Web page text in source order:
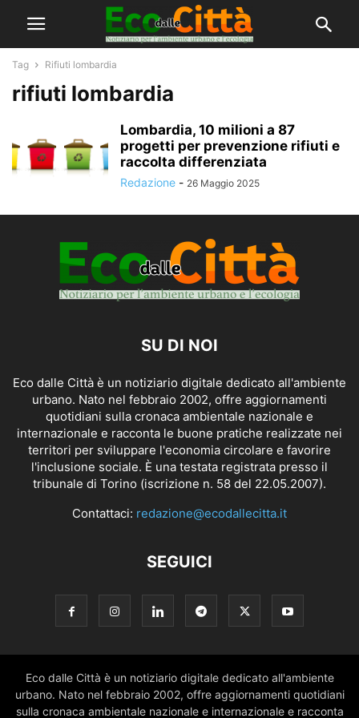
Tag Rifiuti lombardia
rifiuti lombardia
Lombardia, 10 milioni a 87
progetti per prevenzione rifiuti e
raccolta differenziata
Redazione - 26 Maggio 2025
SU DI NOI
Eco dalle Città è un notiziario digitale dedicato all'ambiente
urbano. Nato nel febbraio 2002, offre aggiornamenti
quotidiani sulla cronaca ambientale nazionale e
internazionale e racconta le buone pratiche realizzate nei
territori per sviluppare l'economia circolare e favorire
l'inclusione sociale. È una testata registrata presso il
tribunale di Torino (iscrizione n. 58 del 22.05.2007).
Contattaci: redazione@ecodallecitta.it
SEGUICI
Eco dalle Città è un notiziario digitale dedicato all'ambiente
urbano. Nato nel febbraio 2002, offre aggiornamenti quotidiani
sulla cronaca ambientale nazionale e internazionale e racconta